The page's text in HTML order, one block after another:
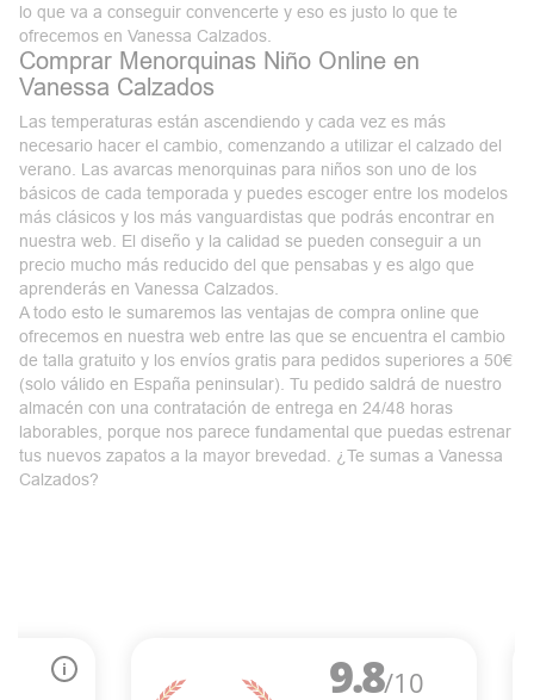
lo que va a conseguir convencerte y eso es justo lo que te
ofrecemos en Vanessa Calzados.
Comprar Menorquinas Niño Online en
Vanessa Calzados
Las temperaturas están ascendiendo y cada vez es más
necesario hacer el cambio, comenzando a utilizar el calzado del
verano. Las avarcas menorquinas para niños son uno de los
básicos de cada temporada y puedes escoger entre los modelos
más clásicos y los más vanguardistas que podrás encontrar en
nuestra web. El diseño y la calidad se pueden conseguir a un
precio mucho más reducido del que pensabas y es algo que
aprenderás en Vanessa Calzados.
A todo esto le sumaremos las ventajas de compra online que
ofrecemos en nuestra web entre las que se encuentra el cambio
de talla gratuito y los envíos gratis para pedidos superiores a 50€
(solo válido en España peninsular). Tu pedido saldrá de nuestro
almacén con una contratación de entrega en 24/48 horas
laborables, porque nos parece fundamental que puedas estrenar
tus nuevos zapatos a la mayor brevedad. ¿Te sumas a Vanessa
Calzados?